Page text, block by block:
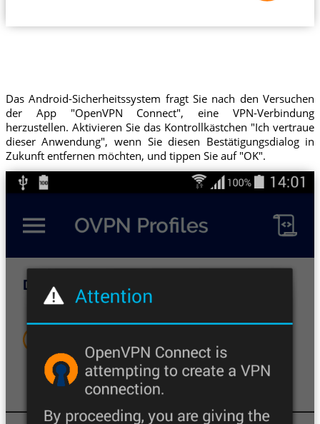
Das Android-Sicherheitssystem fragt Sie nach den Versuchen
der App "OpenVPN Connect", eine VPN-Verbindung
herzustellen. Aktivieren Sie das Kontrollkästchen "Ich vertraue
dieser Anwendung", wenn Sie diesen Bestätigungsdialog in
Zukunft entfernen möchten, und tippen Sie auf "OK".